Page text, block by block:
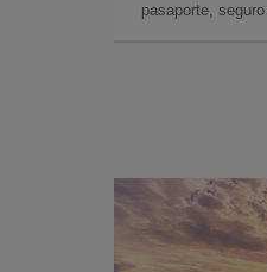
pasaporte,